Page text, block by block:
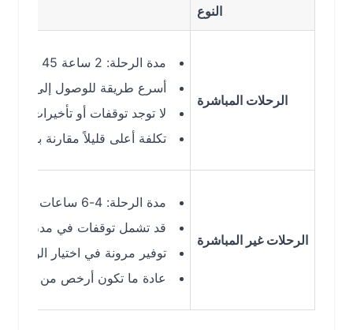
الرحلات المباشرة
مدة الرحلة: 2 ساعة 45 دقيقة
أسرع طريقة للوصول إلى أبها
لا توجد توقفات أو تأخيرات إضافية
تكلفة أعلى قليلاً مقارنة بالرحلات غير
الرحلات غير المباشرة
مدة الرحلة: 4-6 ساعات
قد تشمل توقفات في مدن أخرى مثل
توفير مرونة في اختيار الوجهات
عادة ما تكون أرخص من الرحلات